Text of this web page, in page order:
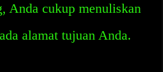
Anda cukup menuliskan
alamat tujuan Anda.